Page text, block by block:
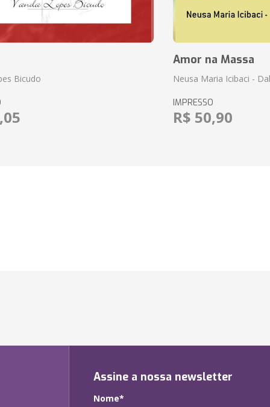
Bicudo
Amor na Massa
Neusa Maria Icibaci -
IMPRESSO
R$ 50,90
Assine a nossa newsletter
Nome*